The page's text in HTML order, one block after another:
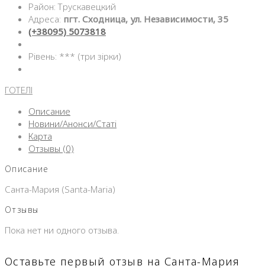
Район: Трускавецкий
Адреса: пгт. Сходница, ул. Независимости, 35
(+38095) 5073818
Рівень: *** (три зірки)
ГОТЕЛІ
Описание
Новини/Анонси/Статі
Карта
Отзывы (0)
Описание
Санта-Мария (Santa-Maria)
Отзывы
Пока нет ни одного отзыва.
Оставьте первый отзыв на Санта-Мария